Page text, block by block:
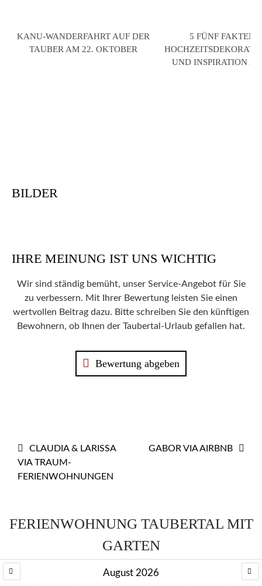
KANU-WANDERFAHRT AUF DER
TAUBER AM 22. OKTOBER
5 FÜNF FAKTEN
UND INSPIRATION
BILDER
IHRE MEINUNG IST UNS WICHTIG
Wir sind ständig bemüht, unser Service-Angebot für Sie
zu verbessern. Mit Ihrer Bewertung leisten Sie einen
wertvollen Beitrag dazu. Bitte schreiben Sie den künftigen
Bewohnern, ob Ihnen der Taubertal-Urlaub gefallen hat.
Bewertung abgeben
BEITRAGS-
NAVIGATION
CLAUDIA & LARISSA
VIA TRAUM-
FERIENWOHNUNGEN
GABOR VIA AIRBNB
FERIENWOHNUNG TAUBERTAL MIT
GARTEN
August 2026